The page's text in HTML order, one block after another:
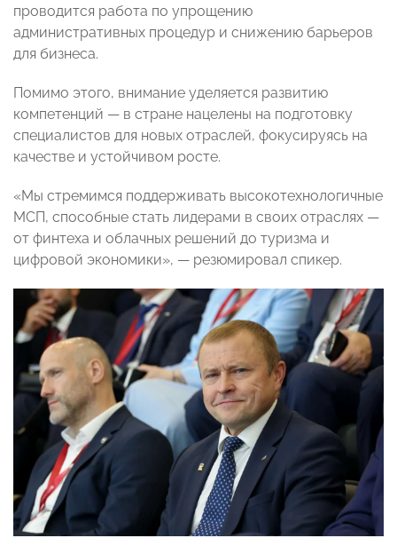
проводится работа по упрощению
административных процедур и снижению барьеров
для бизнеса.
Помимо этого, внимание уделяется развитию
компетенций — в стране нацелены на подготовку
специалистов для новых отраслей, фокусируясь на
качестве и устойчивом росте.
«Мы стремимся поддерживать высокотехнологичные
МСП, способные стать лидерами в своих отраслях —
от финтеха и облачных решений до туризма и
цифровой экономики», — резюмировал спикер.